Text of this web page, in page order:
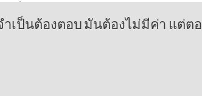
ำเป็นต้องตอบ มันต้องไม่มีค่า แ